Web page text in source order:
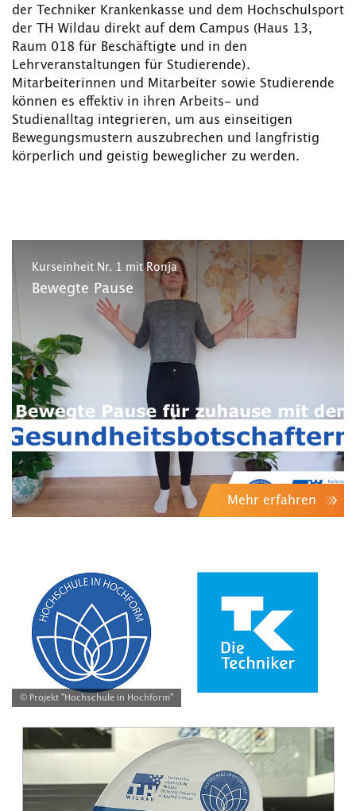
der Techniker Krankenkasse und dem Hochschulsport
der TH Wildau direkt auf dem Campus (Haus 13,
Raum 018 für Beschäftigte und in den
Lehrveranstaltungen für Studierende).
Mitarbeiterinnen und Mitarbeiter sowie Studierende
können es effektiv in ihren Arbeits- und
Studienalltag integrieren, um aus einseitigen
Bewegungsmustern auszubrechen und langfristig
körperlich und geistig beweglicher zu werden.
Kurseinheit Nr. 1 mit Ronja
Bewegte Pause
Mehr erfahren
© Projekt "Hochschule in Hochform"